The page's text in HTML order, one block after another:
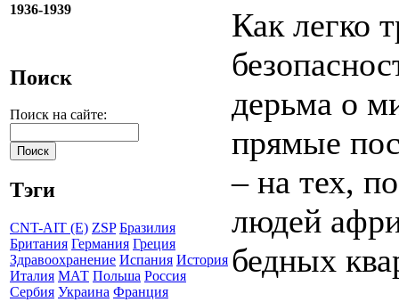
1936-1939
Поиск
Поиск на сайте:
Тэги
CNT-AIT (E) ZSP Бразилия
Британия Германия Греция
Здравоохранение Испания История
Италия МАТ Польша Россия
Сербия Украина Франция
Как легко
дерьма о
прямые
– на тех,
людей
бедных